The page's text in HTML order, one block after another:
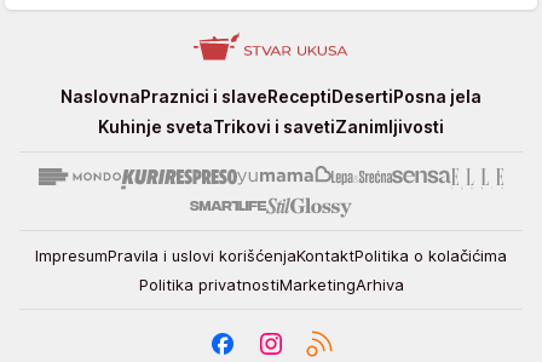
StvarNaslovnaPraznici i slaveReceptiDesertiPosna jela
Kuhinje svetaTrikovi i savetiZanimljivosti
ImpresumPravila i uslovi korišćenjaKontaktPolitika o kolačićima
Politika privatnostiMarketingArhiva